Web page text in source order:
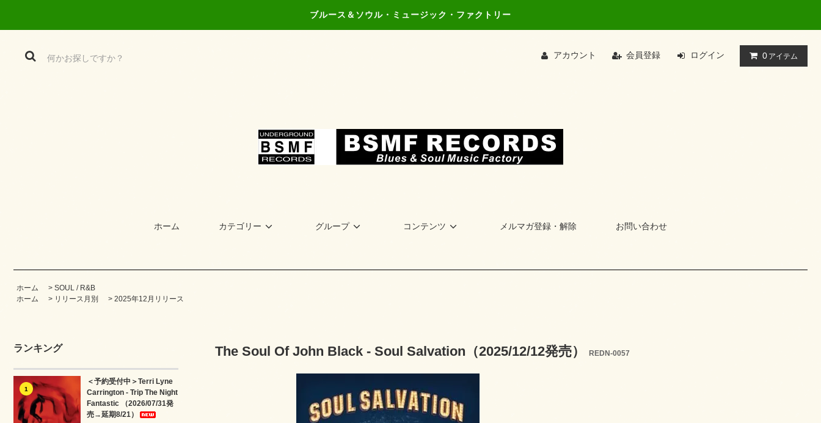
ブルース＆ソウル・ミュージック・ファクトリー
アカウント 会員登録 ログイン 0 アイテム
ホーム カテゴリー グループ コンテンツ メルマガ登録・解除 お問い合わせ
ホーム > SOUL / R&B
ホーム
> リリース月別 > 2025年12月リリース
ランキング
1
＜予約受付中＞Terri Lyne
Carrington - Trip The Night
Fantastic （2026/07/31発
売→延期8/21）
The Soul Of John Black - Soul Salvation（2025/12/12発売） REDN-0057